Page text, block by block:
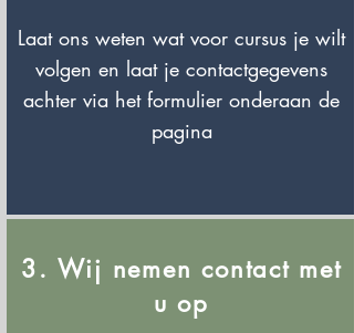
Laat ons weten wat voor cursus je wilt
volgen en laat je contactgegevens
achter via het formulier onderaan de
pagina
3. Wij nemen contact met
u op